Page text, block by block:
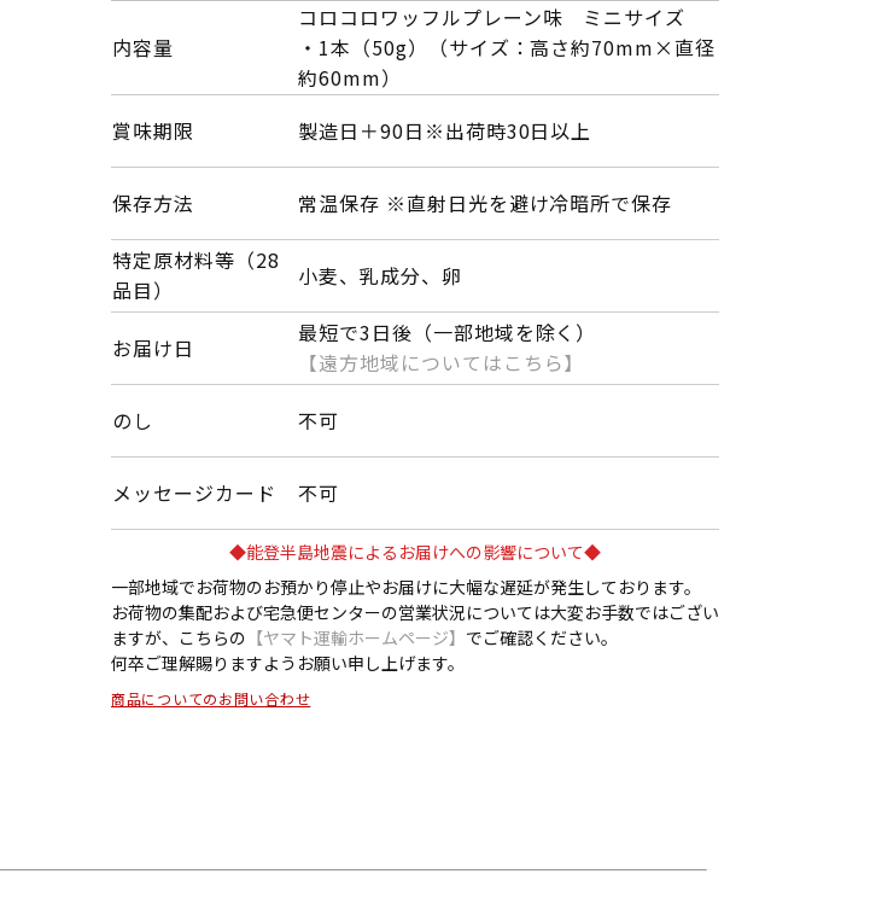
内容量
コロコロワッフルプレーン味 ミニサイズ
・1本（50g）（サイズ：高さ約70mm×直径
約60mm）
賞味期限
製造日＋90日※出荷時30日以上
保存方法
常温保存 ※直射日光を避け冷暗所で保存
特定原材料等（28
品目）
小麦、乳成分、卵
お届け日
最短で3日後（一部地域を除く）
【遠方地域についてはこちら】
のし
不可
メッセージカード 不可
◆能登半島地震によるお届けへの影響について◆
一部地域でお荷物のお預かり停止やお届けに大幅な遅延が発生しております。
お荷物の集配および宅急便センターの営業状況については大変お手数ではござい
ますが、こちらの 【ヤマト運輸ホームページ】 でご確認ください。
何卒ご理解賜りますようお願い申し上げます。
商品についてのお問い合わせ